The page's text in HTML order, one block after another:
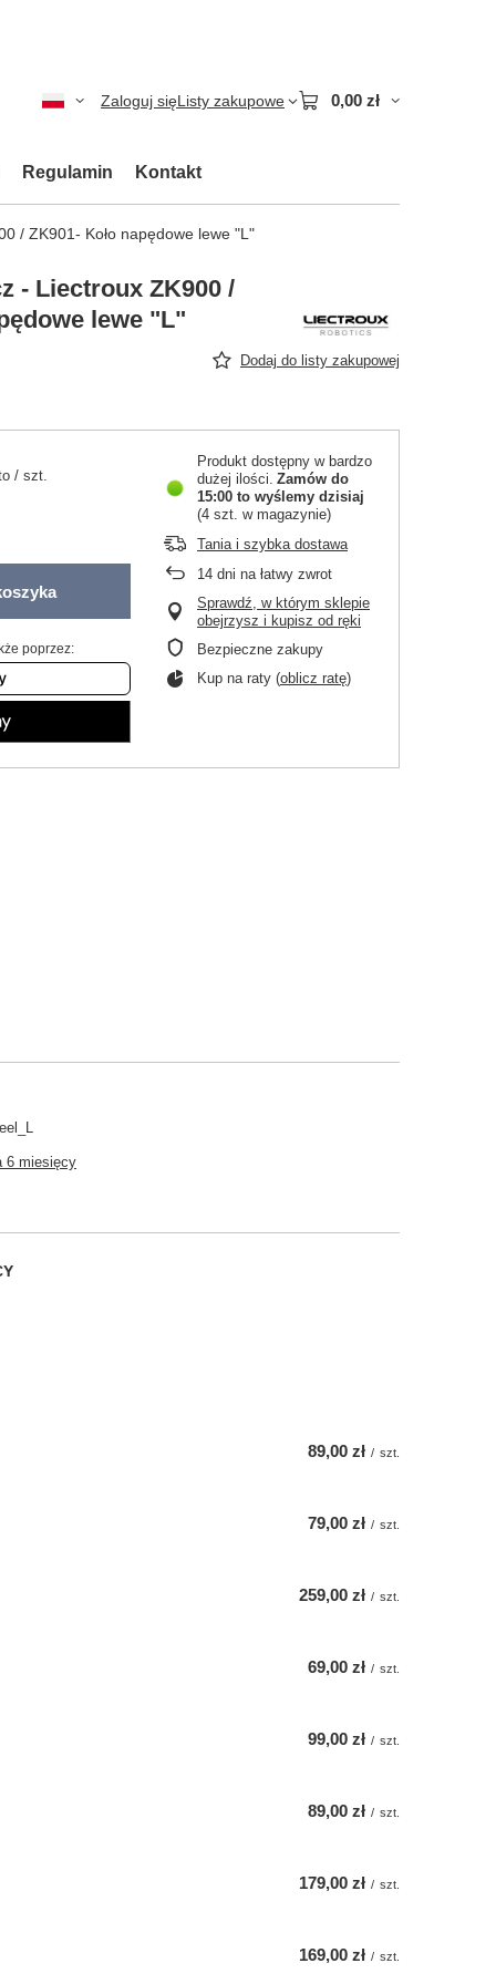
Zaloguj sięListy zakupowe 0,00 zł
Regulamin Kontakt
/ ZK901- Koło napędowe lewe "L"
- Liectroux ZK900 /
lewe "L"
Dodaj do listy zakupowej
/ szt.
poprzez:
Produkt dostępny w bardzo
dużej ilości Zamów do
15:00 to wyślemy dzisiaj
(4 szt. w magazynie)
Tania i szybka dostawa
14 dni na łatwy zwrot
Sprawdź, w którym sklepie
obejrzysz i kupisz od ręki
Bezpieczne zakupy
Kup na raty (oblicz ratę)
6 miesięcy
89,00 zł / szt.
79,00 zł / szt.
259,00 zł / szt.
69,00 zł / szt.
99,00 zł / szt.
89,00 zł / szt.
179,00 zł / szt.
169,00 zł / szt.